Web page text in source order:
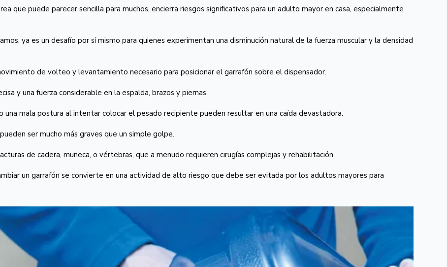
que puede parecer sencilla para muchos, encierra riesgos significativos para un adulto mayor en casa, especialmente
ya es un desafío por sí mismo para quienes experimentan una disminución natural de la fuerza muscular y la densidad
de volteo y levantamiento necesario para posicionar el garrafón sobre el dispensador.
y una fuerza considerable en la espalda, brazos y piernas.
una mala postura al intentar colocar el pesado recipiente pueden resultar en una caída devastadora.
ser mucho más graves que un simple golpe.
de cadera, muñeca, o vértebras, que a menudo requieren cirugías complejas y rehabilitación.
un garrafón se convierte en una actividad de alto riesgo que debe ser evitada por los adultos mayores para